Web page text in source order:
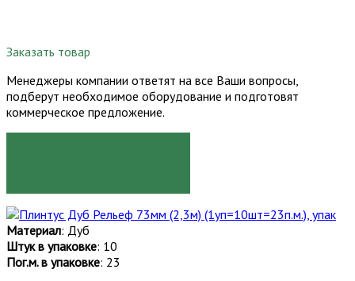
Заказать товар
Менеджеры компании ответят на все Ваши вопросы,
подберут необходимое оборудование и подготовят
коммерческое предложение.
Материал: Дуб
Штук в упаковке: 10
Пог.м. в упаковке: 23